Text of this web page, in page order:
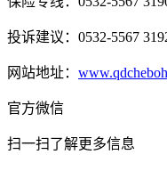
投诉建议：0532-5567
网站地址：
官方微信
扫一扫了解更多信息